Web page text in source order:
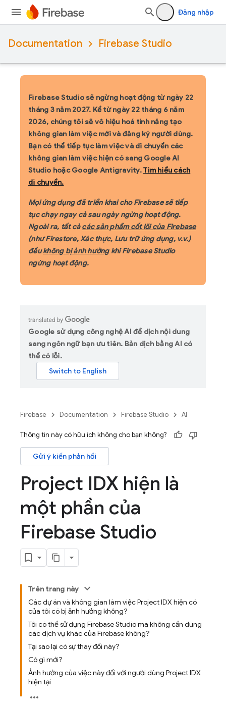
Đăng nhập
Documentation Firebase Studio
Firebase Studio sẽ ngừng hoạt động từ ngày 22
tháng 3 năm 2027. Kể từ ngày 22 tháng 6 năm
2026, chúng tôi sẽ vô hiệu hoá tính năng tạo
không gian làm việc mới và đăng ký người dùng.
Bạn có thể tiếp tục làm việc và di chuyển các
không gian làm việc hiện có sang Google AI
Studio hoặc Google Antigravity.Tìm hiểu cách
di chuyển.
Mọi ứng dụng đã triển khai cho Firebase sẽ tiếp
tục chạy ngay cả sau ngày ngừng hoạt động.
Ngoài ra, tất cảcác sản phẩm cốt lõi của Firebase
(như Firestore, Xác thực, Lưu trữ ứng dụng, v.v.)
đềukhông bị ảnh hưởngkhi Firebase Studio
ngừng hoạt động.
Google sử dụng công nghệ AI để dịch nội dung
sang ngôn ngữ bạn ưu tiên. Bản dịch bằng AI có
thể có lỗi.
Firebase Documentation Firebase Studio AI
Thông tin này có hữu ích không cho bạn không?
Gửi ý kiến phản hồi
Project IDX hiện là
một phần của
Firebase Studio
Trên trang này
Các dự án và không gian làm việc Project IDX hiện có
của tôi có bị ảnh hưởng không?
Tôi có thể sử dụng Firebase Studio mà không cần dùng
các dịch vụ khác của Firebase không?
Tại sao lại có sự thay đổi này?
Có gì mới?
Ảnh hưởng của việc này đối với người dùng Project IDX
hiện tại